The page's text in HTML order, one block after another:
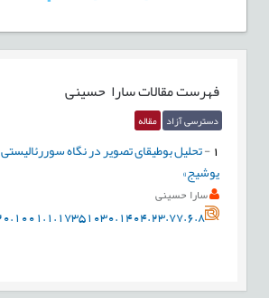
فهرست مقالاتسارا حسینی
دسترسی آزاد مقاله
-تحلیل بوطیقای تصویر در نگاه سوررئالیستی
یوشیج»
سارا حسینی
20.1001.1.17351030.1404.23.77.6.8